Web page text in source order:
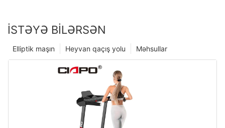
İSTƏYƏ BILƏRSƏN
Məhsullar
Heyvan qaçış yolu
Elliptik maşın